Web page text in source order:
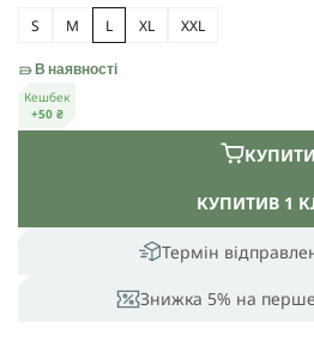
S M L XL XXL
Термін
Знижка 5% на
КУПИТИВ 1
КУПИТИ
В наявності
Кешбек
+50 ₴